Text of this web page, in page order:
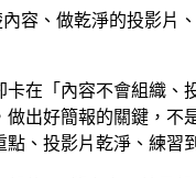
容、做乾淨的投影片
卡在「內容不會組織、
出好簡報的關鍵，不
點、投影片乾淨、練習